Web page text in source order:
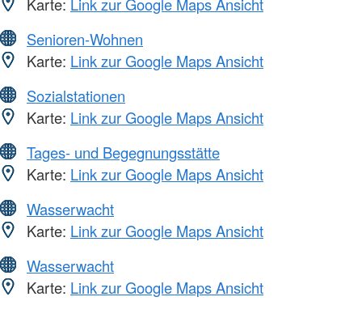
Senioren-Wohnen
Karte: Link zur Google Maps Ansicht
Sozialstationen
Karte: Link zur Google Maps Ansicht
Tages- und Begegnungsstätte
Karte: Link zur Google Maps Ansicht
Wasserwacht
Karte: Link zur Google Maps Ansicht
Wasserwacht
Karte: Link zur Google Maps Ansicht